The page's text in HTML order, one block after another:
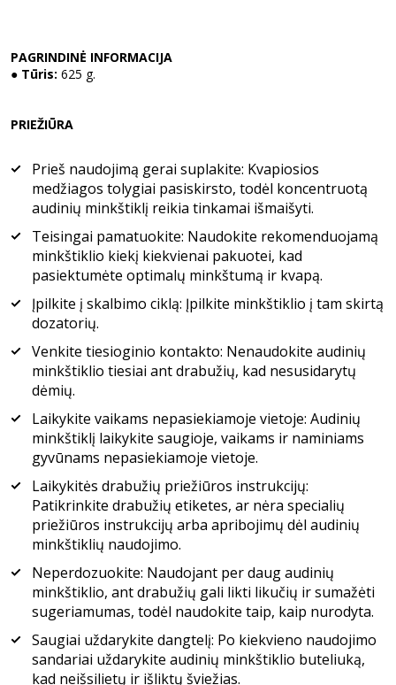
PAGRINDINĖ INFORMACIJA
● Tūris: 625 g.
PRIEŽIŪRA
Prieš naudojimą gerai suplakite: Kvapiosios
medžiagos tolygiai pasiskirsto, todėl koncentruotą
audinių minkštiklį reikia tinkamai išmaišyti.
Teisingai pamatuokite: Naudokite rekomenduojamą
minkštiklio kiekį kiekvienai pakuotei, kad
pasiektumėte optimalų minkštumą ir kvapą.
Įpilkite į skalbimo ciklą: Įpilkite minkštiklio į tam skirtą
dozatorių.
Venkite tiesioginio kontakto: Nenaudokite audinių
minkštiklio tiesiai ant drabužių, kad nesusidarytų
dėmių.
Laikykite vaikams nepasiekiamoje vietoje: Audinių
minkštiklį laikykite saugioje, vaikams ir naminiams
gyvūnams nepasiekiamoje vietoje.
Laikykitės drabužių priežiūros instrukcijų:
Patikrinkite drabužių etiketes, ar nėra specialių
priežiūros instrukcijų arba apribojimų dėl audinių
minkštiklių naudojimo.
Neperdozuokite: Naudojant per daug audinių
minkštiklio, ant drabužių gali likti likučių ir sumažėti
sugeriamumas, todėl naudokite taip, kaip nurodyta.
Saugiai uždarykite dangtelį: Po kiekvieno naudojimo
sandariai uždarykite audinių minkštiklio buteliuką,
kad neišsilietų ir išliktų šviežias.